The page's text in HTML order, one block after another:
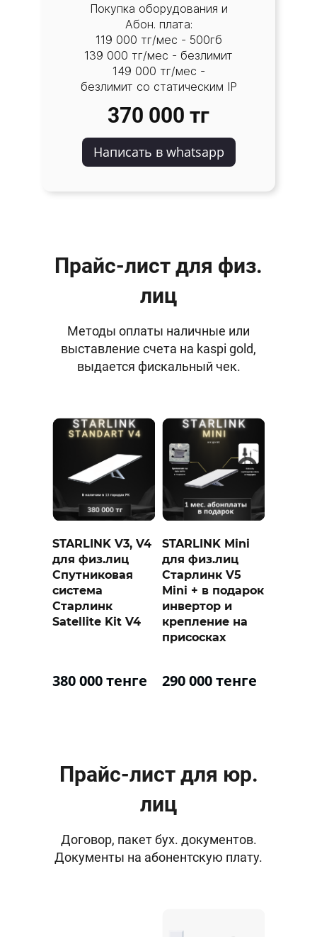
Покупка оборудования и
Абон. плата:
119 000 тг/мес - 500гб
139 000 тг/мес - безлимит
149 000 тг/мес -
безлимит со статическим IP
370 000 тг
Написать в whatsapp
Прайс-лист для физ.
лиц
Методы оплаты наличные или
выставление счета на kaspi gold,
выдается фискальный чек.
STARLINK V3, V4
для физ.лиц
Спутниковая
система
Старлинк
Satellite Kit V4
380 000 тенге
STARLINK Mini
для физ.лиц
Старлинк V5
Mini + в подарок
инвертор и
крепление на
присосках
290 000 тенге
Прайс-лист для юр.
лиц
Договор, пакет бух. документов.
Документы на абонентскую плату.